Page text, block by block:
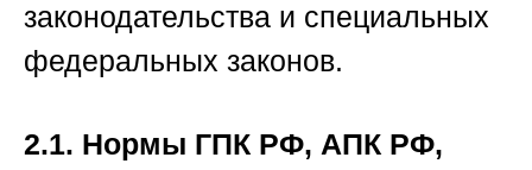
законодательства и специальных
федеральных законов.
2.1. Нормы ГПК РФ, АПК РФ,